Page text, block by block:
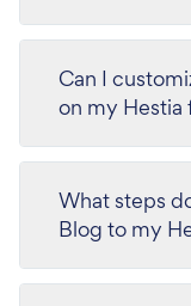
Can I
on my Hestia
What steps
Blog to my